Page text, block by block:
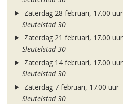
Zaterdag 28 februari, 17.00 uur
Sleutelstad 30
Zaterdag 21 februari, 17.00 uur
Sleutelstad 30
Zaterdag 14 februari, 17.00 uur
Sleutelstad 30
Zaterdag 7 februari, 17.00 uur
Sleutelstad 30